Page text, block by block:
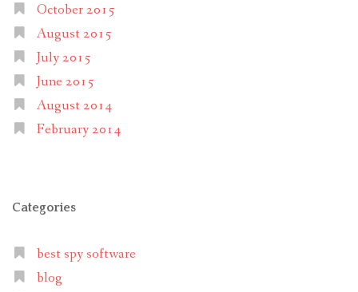
October 2015
August 2015
July 2015
June 2015
August 2014
February 2014
Categories
best spy software
blog